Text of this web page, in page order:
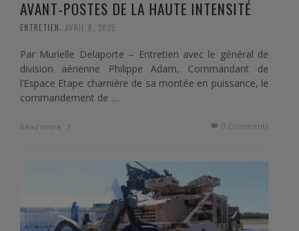
AVANT-POSTES DE LA HAUTE INTENSITÉ
ENTRETIEN AVRIL 8, 2025
Par Murielle Delaporte – Entretien avec le général de
division aérienne Philippe Adam, Commandant de
l’Espace Etape charnière de sa montée en puissance, le
commandement de …
Read more 0 Comments